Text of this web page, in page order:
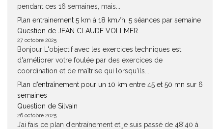
pendant ces 16 semaines, mais...
Plan entrainement 5 km à 18 km/h, 5 séances par semaine
Question de JEAN CLAUDE VOLLMER
27 octobre 2025
Bonjour L'objectif avec les exercices techniques est
d'améliorer votre foulée par des exercices de
coordination et de maîtrise qui lorsqu'ils...
Plan d’entraînement pour un 10 km entre 45 et 50 mn sur 6
semaines
Question de Silvain
26 octobre 2025
J’ai fais ce plan d’entraînement et je suis passé de 48’40 à